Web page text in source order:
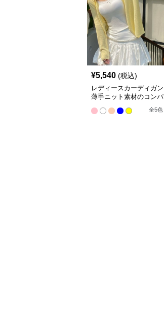
¥5,540 (税込)
レディースカーディガン
薄手ニット素材のコンパ
全5色